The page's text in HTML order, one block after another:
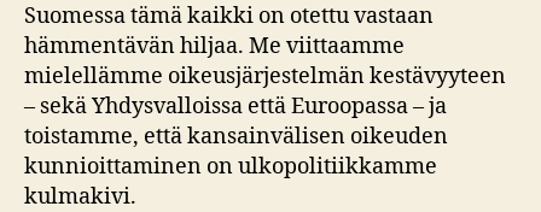
Suomessa tämä kaikki on otettu vastaan
hämmentävän hiljaa. Me viittaamme
mielellämme oikeusjärjestelmän kestävyyteen
– sekä Yhdysvalloissa että Euroopassa – ja
toistamme, että kansainvälisen oikeuden
kunnioittaminen on ulkopolitiikkamme
kulmakivi.